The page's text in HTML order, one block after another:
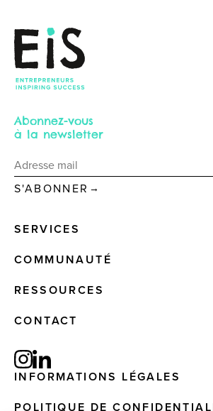
Abonnez-vous
à la newsletter
→
SERVICES
COMMUNAUTÉ
RESSOURCES
CONTACT
INFORMATIONS LÉGALES
POLITIQUE DE